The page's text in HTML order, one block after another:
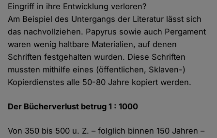
Eingriff in ihre Entwicklung verloren?
Am Beispiel des Untergangs der Literatur lässt sich
das nachvollziehen. Papyrus sowie auch Pergament
waren wenig haltbare Materialien, auf denen
Schriften festgehalten wurden. Diese Schriften
mussten mithilfe eines (öffentlichen, Sklaven-)
Kopierdienstes alle 50-80 Jahre kopiert werden.
Der Bücherverlust betrug 1 : 1000
Von 350 bis 500 u. Z. – folglich binnen 150 Jahren –